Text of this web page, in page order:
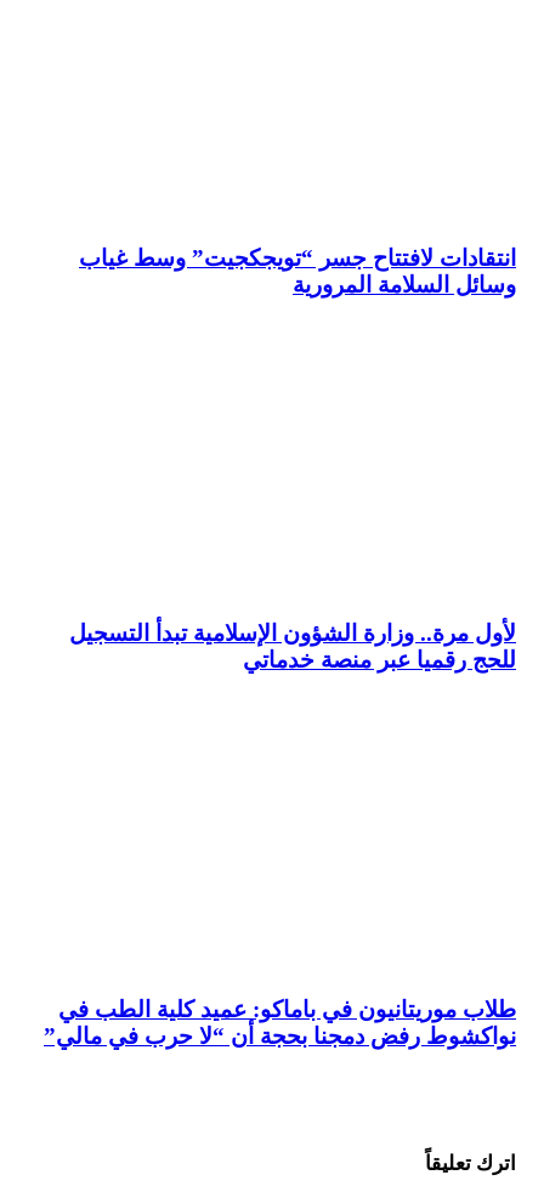
انتقادات لافتتاح جسر “تويجكجيت” وسط غياب
وسائل السلامة المرورية
لأول مرة.. وزارة الشؤون الإسلامية تبدأ التسجيل
للحج رقميا عبر منصة خدماتي
طلاب موريتانيون في باماكو: عميد كلية الطب في
نواكشوط رفض دمجنا بحجة أن “لا حرب في مالي”
اترك تعليقاً